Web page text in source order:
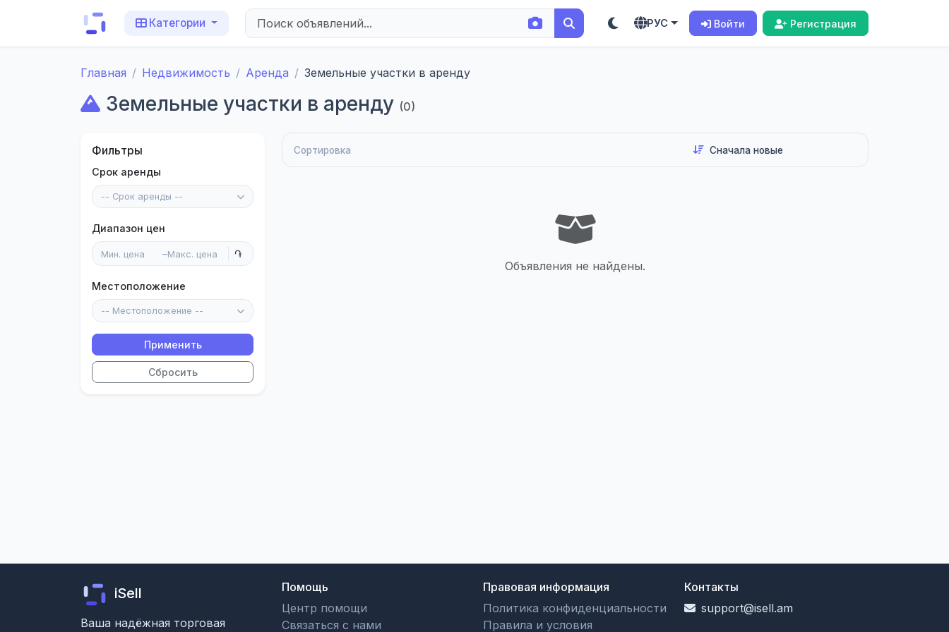
Категории РУС Войти Регистрация
Главная Недвижимость Аренда Земельные участки в аренду
Земельные участки в аренду (0)
Фильтры
Срок аренды
-- Срок аренды --
Диапазон цен
–
Местоположение
-- Местоположение --
Применить
Сбросить
Сортировка
Объявления не найдены.
iSell
Ваша надёжная торговая
Помощь
Центр помощи
Связаться с нами
Правовая информация
Политика конфиденциальности
Правила и условия
Контакты
support@isell.am